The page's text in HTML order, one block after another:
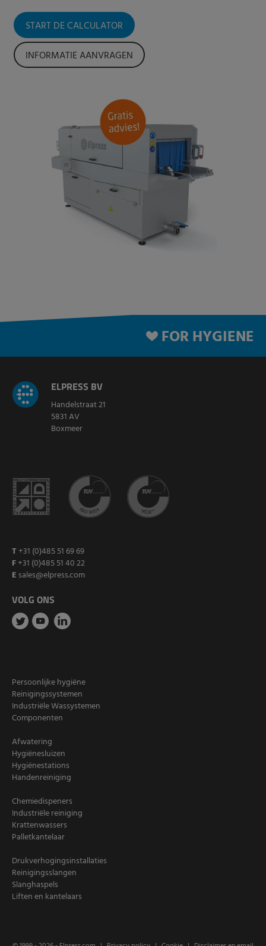
START DE CALCULATOR
INFORMATIE AANVRAGEN
FOR HYGIENE
ELPRESS BV
Handelstraat 21
5831 AV
Boxmeer
T +31 (0)485 51 69 69
F+31 (0)485 51 40 22
E sales@elpress.com
VOLG ONS
Persoonlijke hygiëne
Reinigingssystemen
Industriële Wassystemen
Componenten
Afwatering
Hygiënesluizen
Hygiënestations
Handenreiniging
Chemiedispeners
Industriële reiniging
Krattenwassers
Palletkantelaar
Drukverhogingsinstallaties
Reinigingsslangen
Slanghaspels
Liften en kantelaars